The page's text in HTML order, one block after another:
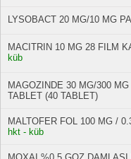
LYSOBACT 20 MG/10 MG
MACITRIN 10 MG 28 FILM
küb
MAGOZINDE 30 MG/300 MG
TABLET (40 TABLET)
MALTOFER FOL 100 MG /
hkt - küb